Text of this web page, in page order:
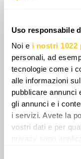
Uso responsabile
Noi e i nostri 1022
personali, ad
tecnologie come i
alle informazioni
pubblicare annunci
gli annunci e i
i servizi. Avete la
vostri dati e per
privacy sono